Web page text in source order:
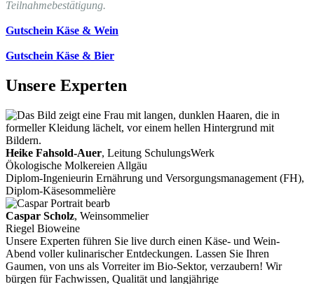
Teilnahmebestätigung.
Gutschein Käse & Wein
Gutschein Käse & Bier
Unsere Experten
Heike Fahsold-Auer, Leitung SchulungsWerk
Ökologische Molkereien Allgäu
Diplom-Ingenieurin Ernährung und Versorgungsmanagement (FH),
Diplom-Käsesommelière
Caspar Scholz, Weinsommelier
Riegel Bioweine
Unsere Experten führen Sie live durch einen Käse- und Wein-
Abend voller kulinarischer Entdeckungen. Lassen Sie Ihren
Gaumen, von uns als Vorreiter im Bio-Sektor, verzaubern! Wir
bürgen für Fachwissen, Qualität und langjährige